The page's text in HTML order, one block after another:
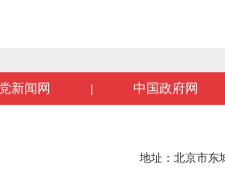
新闻网 | 中国政府网
地址：北京市东